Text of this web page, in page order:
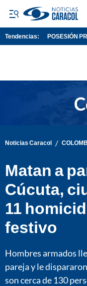
Tendencias: POSESIÓN
Noticias Caracol /
Matan a
Cúcuta,
11
festivo
Hombres armados
pareja y le
son cerca de 130